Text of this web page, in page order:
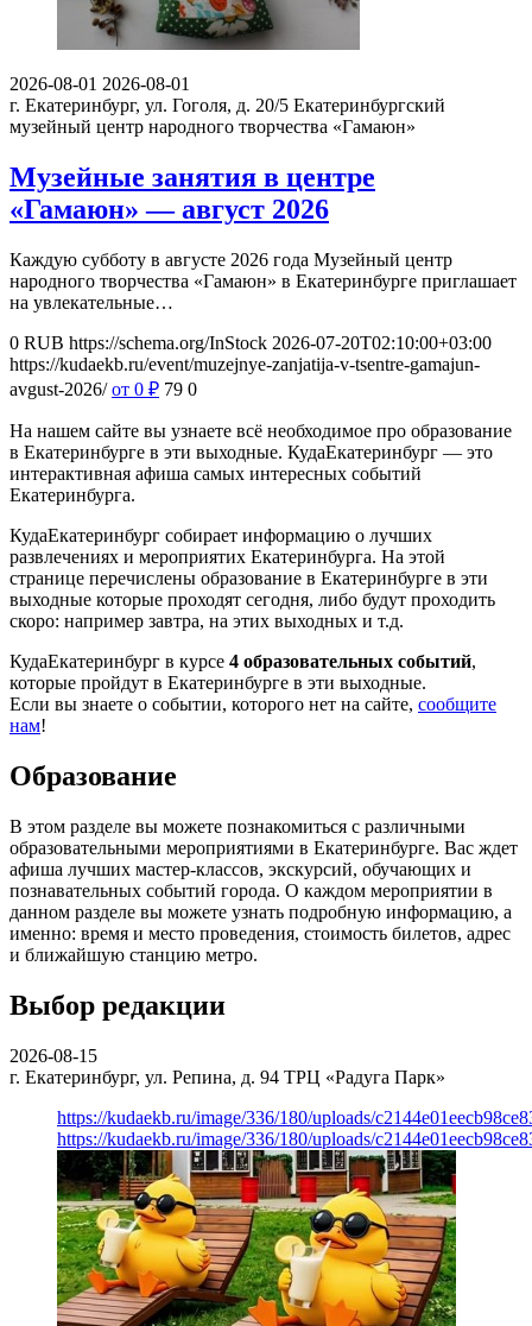
2026-08-01 2026-08-01
г. Екатеринбург, ул. Гоголя, д. 20/5 Екатеринбургский
музейный центр народного творчества «Гамаюн»
Музейные занятия в центре
«Гамаюн» — август 2026
Каждую субботу в августе 2026 года Музейный центр
народного творчества «Гамаюн» в Екатеринбурге приглашает
на увлекательные…
0 RUB https://schema.org/InStock 2026-07-20T02:10:00+03:00
https://kudaekb.ru/event/muzejnye-zanjatija-v-tsentre-gamajun-
avgust-2026/ от 0 ₽ 79 0
На нашем сайте вы узнаете всё необходимое про образование
в Екатеринбурге в эти выходные. КудаЕкатеринбург — это
интерактивная афиша самых интересных событий
Екатеринбурга.
КудаЕкатеринбург собирает информацию о лучших
развлечениях и мероприятих Екатеринбурга. На этой
странице перечислены образование в Екатеринбурге в эти
выходные которые проходят сегодня, либо будут проходить
скоро: например завтра, на этих выходных и т.д.
КудаЕкатеринбург в курсе 4 образовательных событий,
которые пройдут в Екатеринбурге в эти выходные.
Если вы знаете о событии, которого нет на сайте, сообщите
нам!
Образование
В этом разделе вы можете познакомиться с различными
образовательными мероприятиями в Екатеринбурге. Вас ждет
афиша лучших мастер-классов, экскурсий, обучающих и
познавательных событий города. О каждом мероприятии в
данном разделе вы можете узнать подробную информацию, а
именно: время и место проведения, стоимость билетов, адрес
и ближайшую станцию метро.
Выбор редакции
2026-08-15
г. Екатеринбург, ул. Репина, д. 94 ТРЦ «Радуга Парк»
https://kudaekb.ru/image/336/180/uploads/
https://kudaekb.ru/image/336/180/uploads/